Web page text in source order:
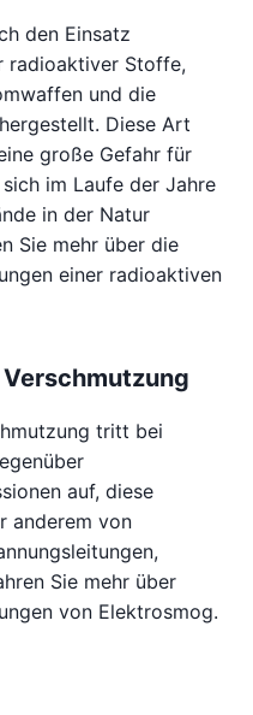
den Einsatz
radioaktiver Stoffe,
und die
Diese Art
große Gefahr für
im Laufe der Jahre
in der Natur
Sie mehr über die
einer radioaktiven
tritt bei
auf, diese
anderem von
Sie mehr über
von Elektrosmog.